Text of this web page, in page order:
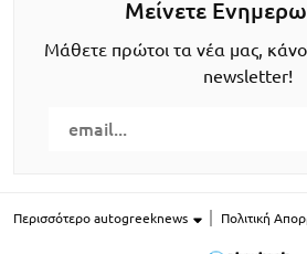
Μείνετε
Μάθετε πρώτοι τα νέα μας,
newsletter!
Περισσότερο autogreeknews Πολιτική